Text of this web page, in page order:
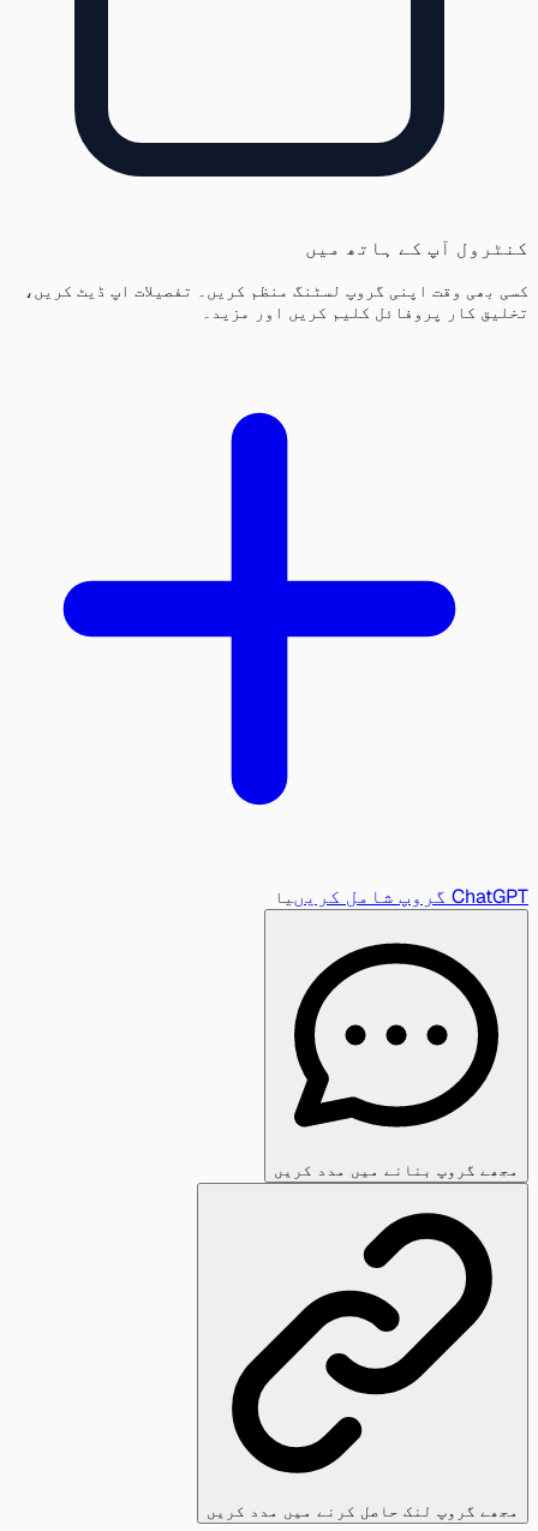
کنٹرول آپ کے ہاتھ میں
کسی بھی وقت اپنی گروپ لسٹنگ منظم کریں۔ تفصیلات اپ ڈیٹ کریں،
تخلیق کار پروفائل کلیم کریں اور مزید۔
ChatGPT گروپ شامل کریں یا
مجھے گروپ بنانے میں مدد کریں
مجھے گروپ لنک حاصل کرنے میں مدد کریں